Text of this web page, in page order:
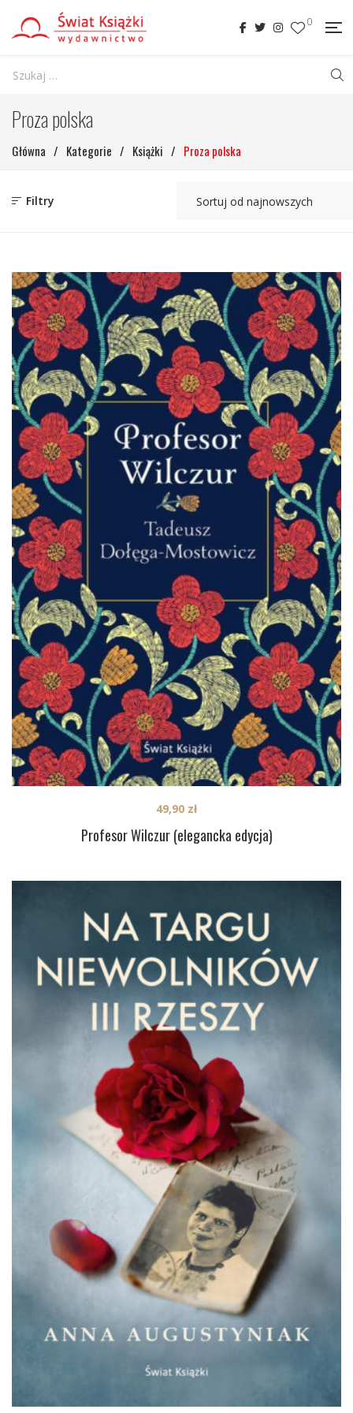
0
Proza polska
Główna / Kategorie / Książki / Proza polska
Filtry
Profesor Wilczur (elegancka edycja)
49,90 zł